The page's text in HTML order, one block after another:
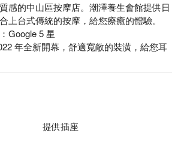
感的中山區按摩店。潮澤養生會館提供日
上台式傳統的按摩，給您療癒的體驗。
Google 5 星
年全新開幕，舒適寬敞的裝潢，給您耳
式的理容床，比一般的指壓床更加厚實穩
臉部的美容也同步可提供。
潮澤養生會館價格、潮澤養生會館優惠立
提供插座